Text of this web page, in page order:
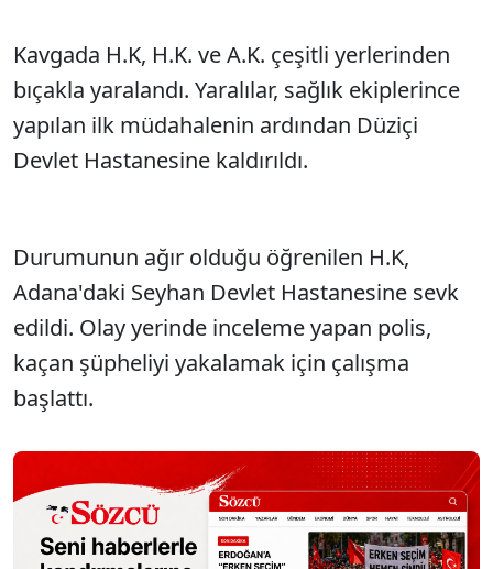
Kavgada H.K, H.K. ve A.K. çeşitli yerlerinden
bıçakla yaralandı. Yaralılar, sağlık ekiplerince
yapılan ilk müdahalenin ardından Düziçi
Devlet Hastanesine kaldırıldı.
Durumunun ağır olduğu öğrenilen H.K,
Adana'daki Seyhan Devlet Hastanesine sevk
edildi. Olay yerinde inceleme yapan polis,
kaçan şüpheliyi yakalamak için çalışma
başlattı.